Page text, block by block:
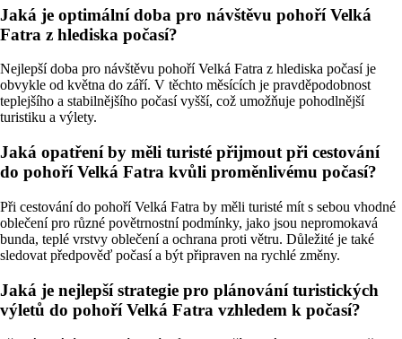
Jaká je optimální doba pro návštěvu pohoří Velká
Fatra z hlediska počasí?
Nejlepší doba pro návštěvu pohoří Velká Fatra z hlediska počasí je
obvykle od května do září. V těchto měsících je pravděpodobnost
teplejšího a stabilnějšího počasí vyšší, což umožňuje pohodlnější
turistiku a výlety.
Jaká opatření by měli turisté přijmout při cestování
do pohoří Velká Fatra kvůli proměnlivému počasí?
Při cestování do pohoří Velká Fatra by měli turisté mít s sebou vhodné
oblečení pro různé povětrnostní podmínky, jako jsou nepromokavá
bunda, teplé vrstvy oblečení a ochrana proti větru. Důležité je také
sledovat předpověď počasí a být připraven na rychlé změny.
Jaká je nejlepší strategie pro plánování turistických
výletů do pohoří Velká Fatra vzhledem k počasí?